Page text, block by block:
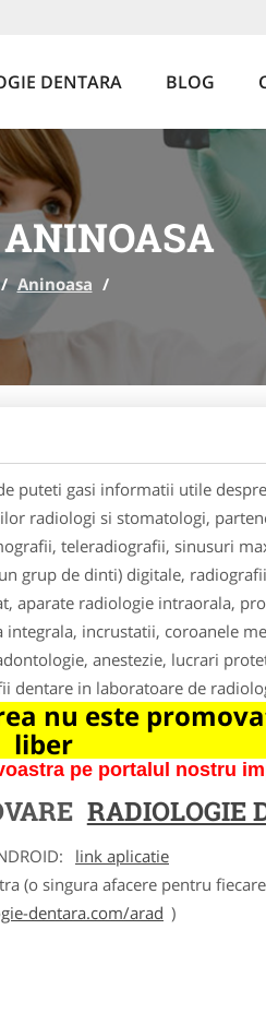
DENTARA BLOG
Aninoasa /
puteti gasi informatii utile despre
radiologi si stomatologi,
teleradiografii, sinusuri
grup de dinti) digitale,
aparate radiologie intraorala,
incrustatii, coroanele
anestezie, lucrari
dentare in laboratoare de
nu este
liber
pe portalul nostru
RADIOLOGIE
link aplicatie
(o singura afacere pentru
dentara.com/arad )